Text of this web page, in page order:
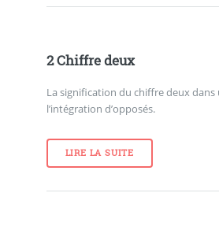
2 Chiffre deux
La signification du chiffre deux dans
l’intégration d’opposés.
LIRE LA SUITE